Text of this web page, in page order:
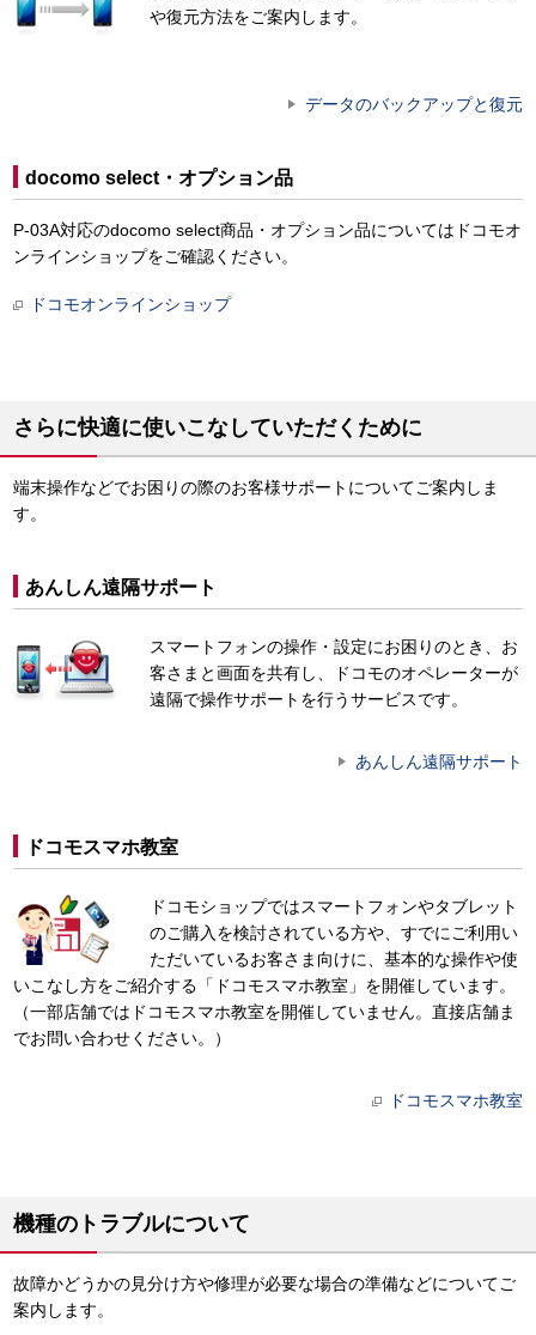
や復元方法をご案内します。
データのバックアップと復元
docomo select・オプション品
P-03A対応のdocomo select商品・オプション品についてはドコモオ
ンラインショップをご確認ください。
ドコモオンラインショップ
さらに快適に使いこなしていただくために
端末操作などでお困りの際のお客様サポートについてご案内しま
す。
あんしん遠隔サポート
スマートフォンの操作・設定にお困りのとき、お
客さまと画面を共有し、ドコモのオペレーターが
遠隔で操作サポートを行うサービスです。
あんしん遠隔サポート
ドコモスマホ教室
ドコモショップではスマートフォンやタブレット
のご購入を検討されている方や、すでにご利用い
ただいているお客さま向けに、基本的な操作や使
いこなし方をご紹介する「ドコモスマホ教室」を開催しています。
（一部店舗ではドコモスマホ教室を開催していません。直接店舗ま
でお問い合わせください。）
ドコモスマホ教室
機種のトラブルについて
故障かどうかの見分け方や修理が必要な場合の準備などについてご
案内します。